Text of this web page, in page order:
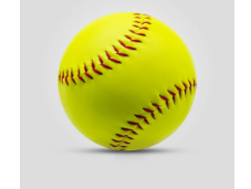
treningu